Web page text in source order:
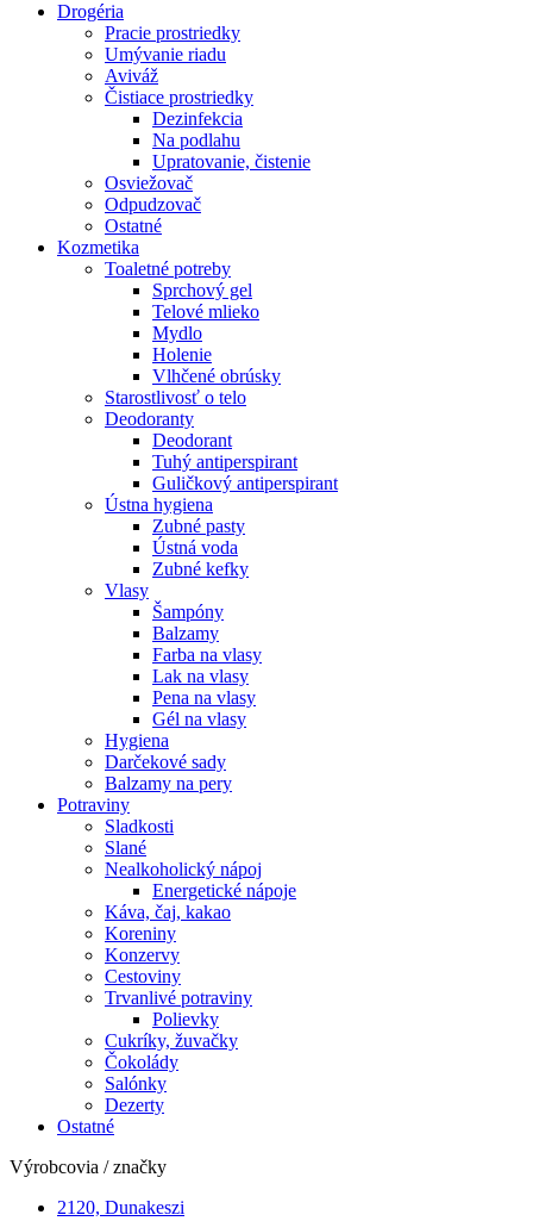
Drogéria
Pracie prostriedky
Umývanie riadu
Aviváž
Čistiace prostriedky
Dezinfekcia
Na podlahu
Upratovanie, čistenie
Osviežovač
Odpudzovač
Ostatné
Kozmetika
Toaletné potreby
Sprchový gel
Telové mlieko
Mydlo
Holenie
Vlhčené obrúsky
Starostlivosť o telo
Deodoranty
Deodorant
Tuhý antiperspirant
Guličkový antiperspirant
Ústna hygiena
Zubné pasty
Ústná voda
Zubné kefky
Vlasy
Šampóny
Balzamy
Farba na vlasy
Lak na vlasy
Pena na vlasy
Gél na vlasy
Hygiena
Darčekové sady
Balzamy na pery
Potraviny
Sladkosti
Slané
Nealkoholický nápoj
Energetické nápoje
Káva, čaj, kakao
Koreniny
Konzervy
Cestoviny
Trvanlivé potraviny
Polievky
Cukríky, žuvačky
Čokolády
Salónky
Dezerty
Ostatné
Výrobcovia / značky
2120, Dunakeszi